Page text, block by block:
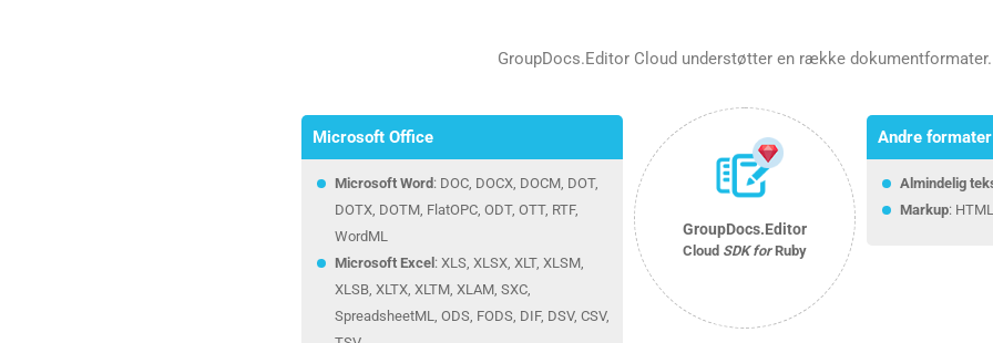
GroupDocs.Editor Cloud understøtter en række dokumentformater.
Microsoft Office
Microsoft Word : DOC, DOCX, DOCM, DOT,
DOTX, DOTM, FlatOPC, ODT, OTT, RTF,
WordML
Microsoft Excel : XLS, XLSX, XLT, XLSM,
XLSB, XLTX, XLTM, XLAM, SXC,
SpreadsheetML, ODS, FODS, DIF, DSV, CSV,
Andre formater
Almindelig
Markup:
GroupDocs.Editor
Cloud SDK forRuby